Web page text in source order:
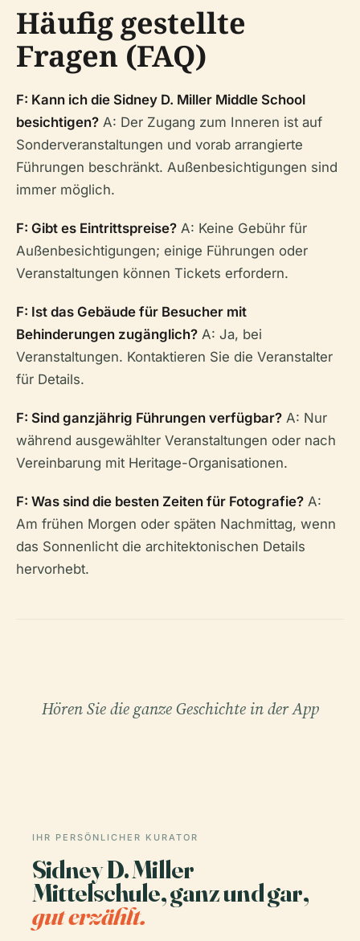
Häufig gestellte
Fragen (FAQ)
F: Kann ich die Sidney D. Miller Middle School
besichtigen? A: Der Zugang zum Inneren ist auf
Sonderveranstaltungen und vorab arrangierte
Führungen beschränkt. Außenbesichtigungen sind
immer möglich.
F: Gibt es Eintrittspreise? A: Keine Gebühr für
Außenbesichtigungen; einige Führungen oder
Veranstaltungen können Tickets erfordern.
F: Ist das Gebäude für Besucher mit
Behinderungen zugänglich? A: Ja, bei
Veranstaltungen. Kontaktieren Sie die Veranstalter
für Details.
F: Sind ganzjährig Führungen verfügbar? A: Nur
während ausgewählter Veranstaltungen oder nach
Vereinbarung mit Heritage-Organisationen.
F: Was sind die besten Zeiten für Fotografie? A:
Am frühen Morgen oder späten Nachmittag, wenn
das Sonnenlicht die architektonischen Details
hervorhebt.
Hören Sie die ganze Geschichte in der App
IHR PERSÖNLICHER KURATOR
Sidney D. Miller
Mittelschule, ganz und gar,
gut erzählt.